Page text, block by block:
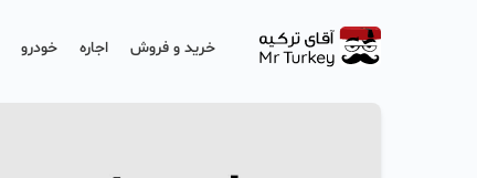
خرید و فروش اجاره خودرو